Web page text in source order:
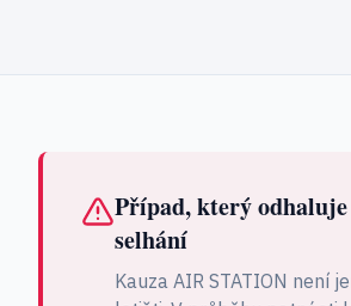
Případ, který odhaluje
selhání
Kauza AIR STATION není